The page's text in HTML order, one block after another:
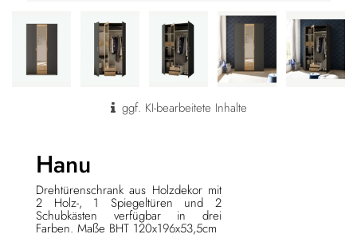
ggf. KI-bearbeitete Inhalte
Hanu
Drehtürenschrank aus Holzdekor mit
2 Holz-, 1 Spiegeltüren und 2
Schubkästen verfügbar in drei
Farben. Maße BHT 120x196x53,5cm